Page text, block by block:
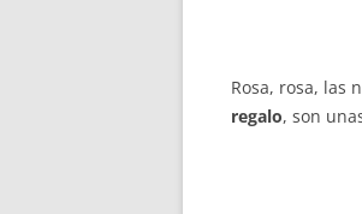
Rosa, rosa, las
regalo, son